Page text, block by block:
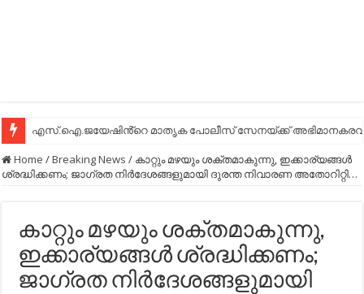
എസ്.ഐ.ജയേഷിൻ്റെ മാതൃക പോലീസ് സേനയ്ക്ക്
Home /Breaking News / കാറ്റും മഴയും ശക്തമാകുന്നു, ഇക്കാര്യങ്ങള്‍
ശ്രദ്ധിക്കണം; ജാ​ഗ്രത നിര്‍ദേശങ്ങളുമായി ദുരന്ത നിവാരണ അതോറിറ്റി…
കാറ്റും മഴയും ശക്തമാകുന്നു,
ഇക്കാര്യങ്ങള്‍ ശ്രദ്ധിക്കണം;
ജാ​ഗ്രത നിര്‍ദേശങ്ങളുമായി